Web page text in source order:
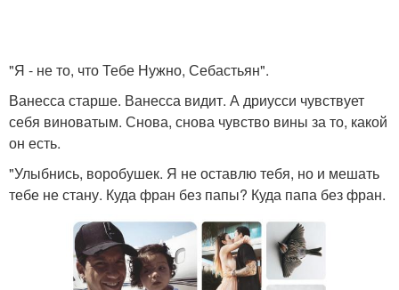
"Я - не то, что Тебе Нужно, Себастьян".
Ванесса старше. Ванесса видит. А дриусси чувствует
себя виноватым. Снова, снова чувство вины за то, какой
он есть.
"Улыбнись, воробушек. Я не оставлю тебя, но и мешать
тебе не стану. Куда фран без папы? Куда папа без фран.